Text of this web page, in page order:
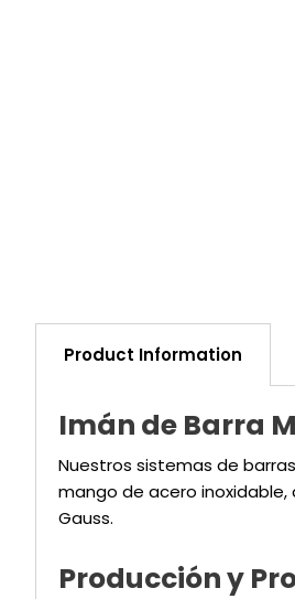
Product Information
Imán de Barra
Nuestros sistemas de
mango de acero
Gauss.
Producción y